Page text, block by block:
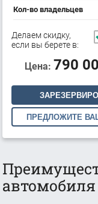
Кол-во владельцев
Делаем скидку,
если вы берете в:
Цена: 790
ПРЕДЛОЖИТЕ
автомобиля